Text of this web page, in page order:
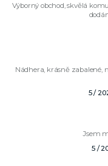
Výborný obchod, skvělá
Nádhera, krásně zabalené,
5 /
Jsem
5 /